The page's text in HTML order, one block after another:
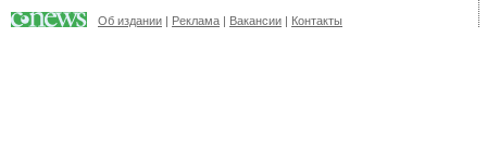
Об издании | Реклама | Вакансии | Контакты